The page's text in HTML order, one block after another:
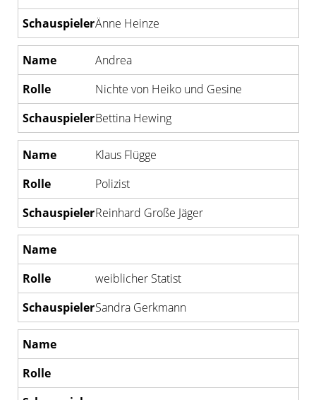
Änne Heinze
Andrea
Nichte von Heiko und Gesine
Bettina Hewing
Klaus Flügge
Polizist
Reinhard Große Jäger
weiblicher Statist
Sandra Gerkmann